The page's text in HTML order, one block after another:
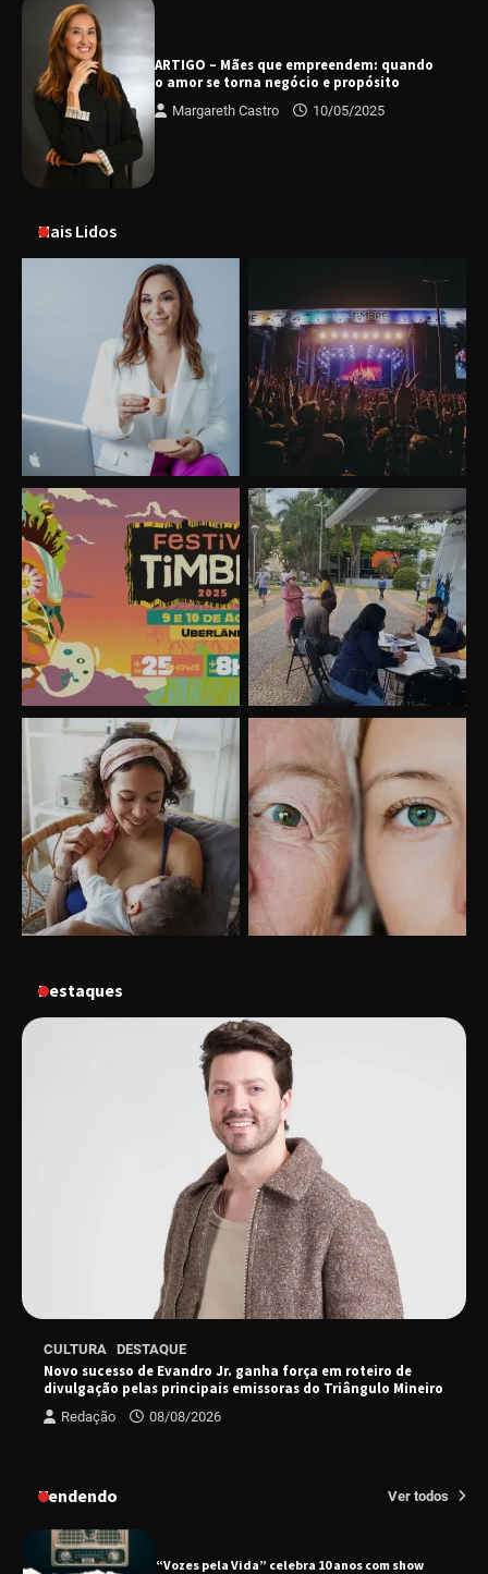
ARTIGO – Mães que empreendem: quando
o amor se torna negócio e propósito
Margareth Castro 10/05/2025
Mais Lidos
Destaques
CULTURA DESTAQUE
Novo sucesso de Evandro Jr. ganha força em roteiro de
divulgação pelas principais emissoras do Triângulo Mineiro
Redação 08/08/2026
Tendendo Ver todos
Uberlândia recebe o projeto “Experiência Rio”
no dia 17 de junho
“Vozes pela Vida” celebra 10 anos com show
em Uberlândia
“Vem pra Praça!” reunirá arte, cultura e
gastronomia de Uberlândia em dois dias de
evento gratuito
“Uma prosa de valor” é o tema da roda de
conversa com o diretor e a produtora do
espetáculo Bárbara
sucesso absoluto em 2025
Senac em Uberlândia oferece curso gratuito
de Tricologia e Terapia Capilar
Uberlândia recebe em agosto turnê de 30 anos
do Grupo Soweto
EMCANTAR estreia espetáculo de lançamento
do novo álbum Abraço no Planeta
“Vozes pela Vida” celebra 10 anos com show